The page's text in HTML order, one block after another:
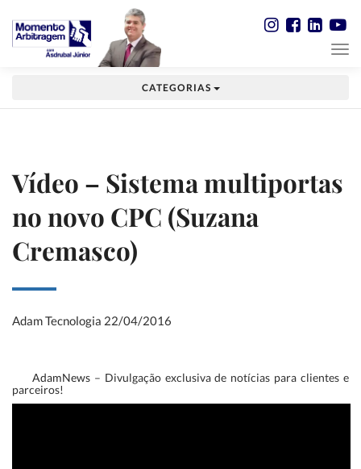
CATEGORIAS
Vídeo – Sistema multiportas
no novo CPC (Suzana
Cremasco)
Adam Tecnologia 22/04/2016
AdamNews– Divulgação exclusiva de notícias para clientes e
parceiros!